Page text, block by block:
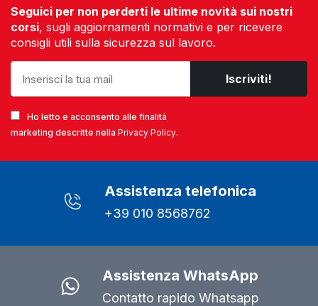
Seguici per non perderti le ultime novità sui nostri
corsi, sugli aggiornamenti normativi e per ricevere
consigli utili sulla sicurezza sul lavoro.
Ho letto e acconsento alle finalità
marketing descritte nella Privacy Policy.
Assistenza telefonica
+39 010 8568762
Assistenza WhatsApp
Contatto rapido Whatsapp